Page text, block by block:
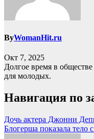
ByWomanHit.ru
Окт 7, 2025
Долгое время в
для молодых.
Навигация по
Дочь актера Джонни
Блогерша показала тело